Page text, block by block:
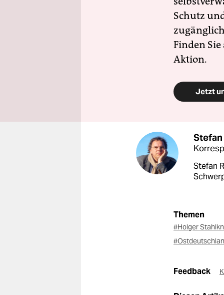
Schutz
Finden
Aktion.
Jetzt
Stefan
Themen
#Holger
Feedback